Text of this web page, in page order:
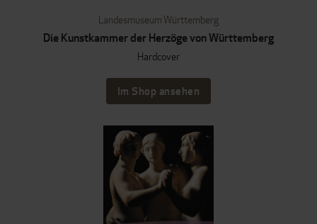
Landesmuseum Württemberg
Die Kunstkammer der Herzöge von Württemberg
Hardcover
Im Shop ansehen